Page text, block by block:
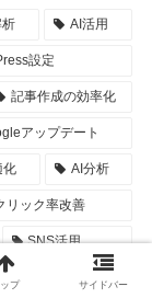
AI活用
設定
記事作成の効率化
アップデート
化 AI分析
リック率改善
SNS活用
税務情報
ップ サイドバー